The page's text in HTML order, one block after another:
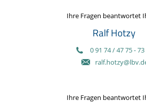
Ihre Fragen beantwortet
Ralf Hotzy
0 91 74 / 47 75 - 73
Ihre Fragen beantwortet